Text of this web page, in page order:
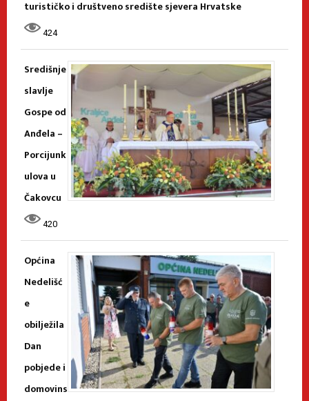
turističko i društveno središte sjevera Hrvatske
424
Središnje
slavlje
Gospe od
Anđela –
Porcijunk
ulova u
Čakovcu
420
Općina
Nedelišć
e
obilježila
Dan
pobjede i
domovins